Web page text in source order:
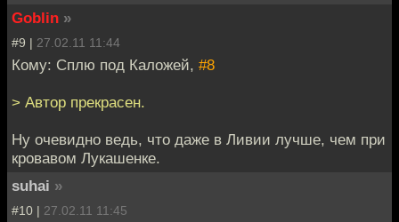
Goblin »
#9 | 27.02.11 11:44
Кому: Сплю под Каложей, #8
> Автор прекрасен.
Ну очевидно ведь, что даже в Ливии лучше, чем при
кровавом Лукашенке.
suhai »
#10 | 27.02.11 11:45